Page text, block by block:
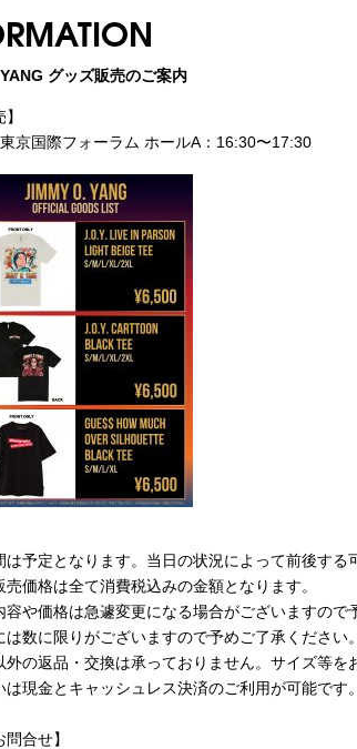
グッズ販売のご案内
京国際フォーラム ホールA：16:30〜17:30
予定となります。当日の状況によって前後する
価格は全て消費税込みの金額となります。
や価格は急遽変更になる場合がございますので
数に限りがございますので予めご了承ください。
の返品・交換は承っておりません。サイズ等を
現金とキャッシュレス決済のご利用が可能です
問合せ】